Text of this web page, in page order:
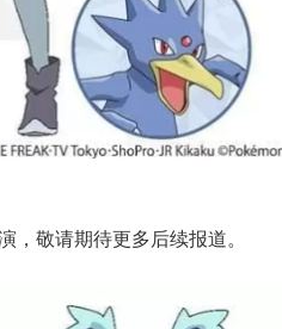
，敬请期待更多后续报道。